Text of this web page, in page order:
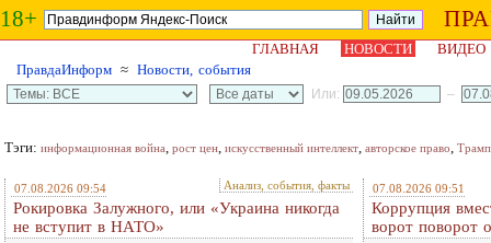
18+
ГЛАВНАЯ НОВОСТИ
ВИДЕО
ПравдаИнформ ≈ Новости, события
Или: –
Тэги: информационная война, рост цен, искусственный интеллект, авторское право, Трамп
07.08.2026 09:54 Анализ, события, факты
Рокировка Залужного, или «Украина никогда
не вступит в НАТО»
07.08.2026 09:51
Коррупция
ворот поворот